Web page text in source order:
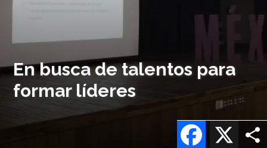
En busca de talentos para
formar líderes
X
Facebook